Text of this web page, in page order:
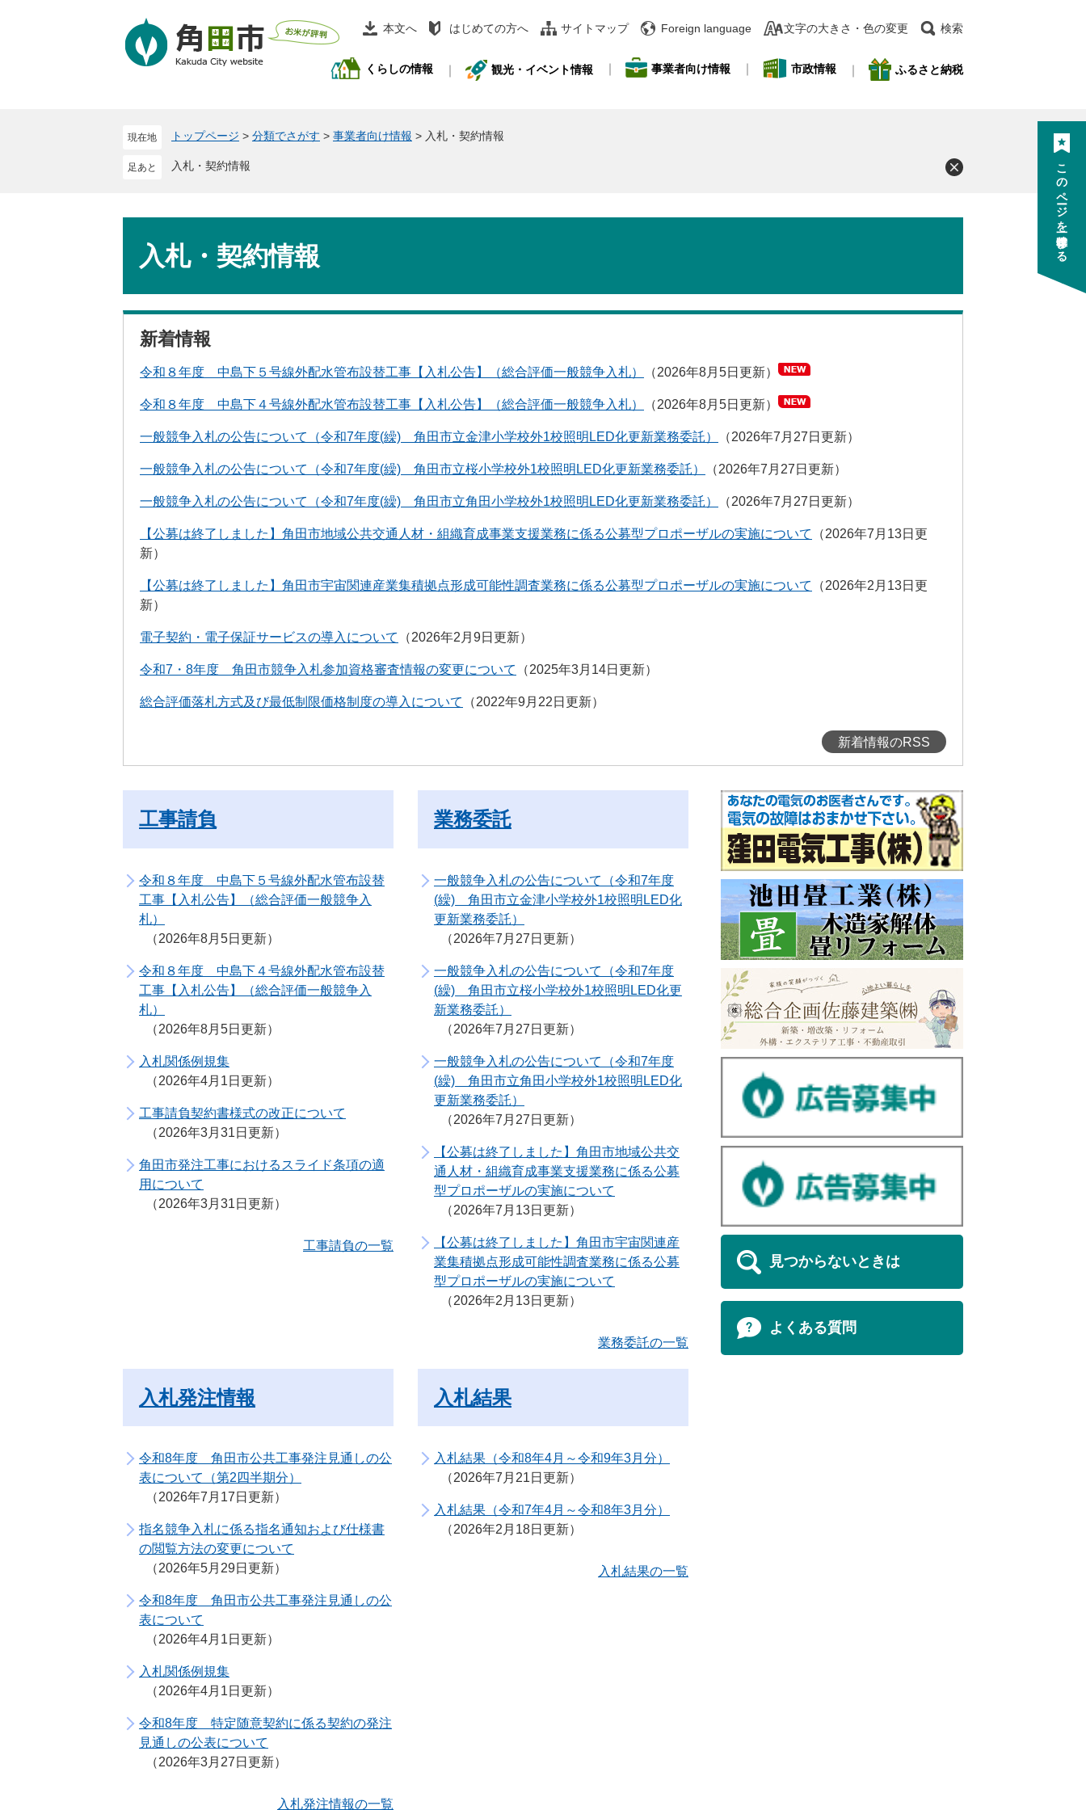
本文へ はじめての方へ サイトマップ Foreign language 文字の大きさ・色の変更 検索
くらしの情報 観光・イベント情報 事業者向け情報 市政情報 ふるさと納税
現在地 トップページ > 分類でさがす > 事業者向け情報 > 入札・契約情報
入札・契約情報
入札・契約情報
新着情報
令和８年度 中島下５号線外配水管布設替工事【入札公告】（総合評価一般競争入札） 2026年8月5日更新
令和８年度 中島下４号線外配水管布設替工事【入札公告】（総合評価一般競争入札） 2026年8月5日更新
一般競争入札の公告について（令和7年度(繰) 角田市立金津小学校外1校照明LED化更新業務委託） 2026年7月27日更新
一般競争入札の公告について（令和7年度(繰) 角田市立桜小学校外1校照明LED化更新業務委託） 2026年7月27日更新
一般競争入札の公告について（令和7年度(繰) 角田市立角田小学校外1校照明LED化更新業務委託） 2026年7月27日更新
【公募は終了しました】角田市地域公共交通人材・組織育成事業支援業務に係る公募型プロポーザルの実施について
2026年7月13日更
新
【公募は終了しました】角田市宇宙関連産業集積拠点形成可能性調査業務に係る公募型プロポーザルの実施について
2026年2月13日更
新
電子契約・電子保証サービスの導入について 2026年2月9日更新
令和7・8年度 角田市競争入札参加資格審査情報の変更について 2025年3月14日更新
総合評価落札方式及び最低制限価格制度の導入について 2022年9月22日更新
新着情報のRSS
工事請負
令和８年度 中島下５号線外配水管布設替
工事【入札公告】（総合評価一般競争入
札）
2026年8月5日更新
令和８年度 中島下４号線外配水管布設替
工事【入札公告】（総合評価一般競争入
札）
2026年8月5日更新
入札関係例規集
2026年4月1日更新
工事請負契約書様式の改正について
2026年3月31日更新
角田市発注工事におけるスライド条項の適
用について
2026年3月31日更新
工事請負の一覧
業務委託
一般競争入札の公告について（令和7年度
(繰) 角田市立金津小学校外1校照明LED化
更新業務委託）
2026年7月27日更新
一般競争入札の公告について（令和7年度
(繰) 角田市立桜小学校外1校照明LED化更
新業務委託）
2026年7月27日更新
一般競争入札の公告について（令和7年度
(繰) 角田市立角田小学校外1校照明LED化
更新業務委託）
2026年7月27日更新
【公募は終了しました】角田市地域公共交
通人材・組織育成事業支援業務に係る公募
型プロポーザルの実施について
2026年7月13日更新
【公募は終了しました】角田市宇宙関連産
業集積拠点形成可能性調査業務に係る公募
型プロポーザルの実施について
2026年2月13日更新
業務委託の一覧
入札発注情報
令和8年度 角田市公共工事発注見通しの公
表について（第2四半期分）
2026年7月17日更新
指名競争入札に係る指名通知および仕様書
の閲覧方法の変更について
2026年5月29日更新
令和8年度 角田市公共工事発注見通しの公
表について
2026年4月1日更新
入札関係例規集
2026年4月1日更新
令和8年度 特定随意契約に係る契約の発注
見通しの公表について
2026年3月27日更新
入札発注情報の一覧
入札結果
入札結果（令和8年4月～令和9年3月分）
2026年7月21日更新
入札結果（令和7年4月～令和8年3月分）
2026年2月18日更新
入札結果の一覧
見つからないときは
よくある質問
このページを一時保存する